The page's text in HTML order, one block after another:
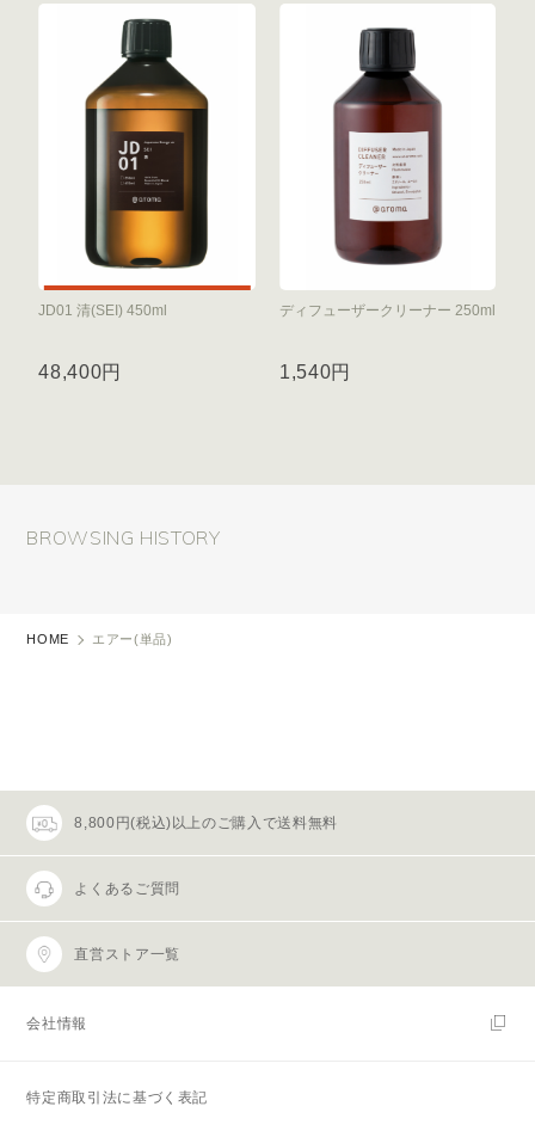
JD01 清(SEI) 450ml
48,400円
ディフューザークリーナー 250ml
1,540円
BROWSING HISTORY
HOME エアー(単品)
8,800円(税込)以上のご購入で送料無料
よくあるご質問
直営ストア一覧
会社情報
特定商取引法に基づく表記